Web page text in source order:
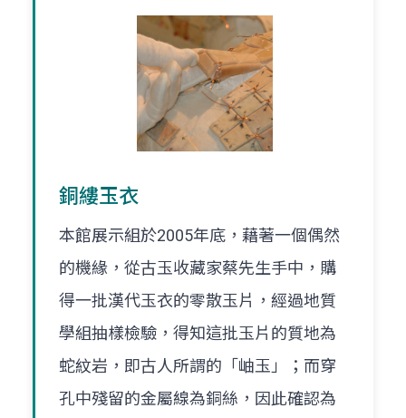
銅縷玉衣
本館展示組於2005年底，藉著一個偶然
的機緣，從古玉收藏家蔡先生手中，購
得一批漢代玉衣的零散玉片，經過地質
學組抽樣檢驗，得知這批玉片的質地為
蛇紋岩，即古人所謂的「岫玉」；而穿
孔中殘留的金屬線為銅絲，因此確認為